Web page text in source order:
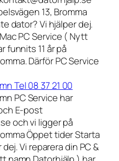
13, Bromma
dator? Vi hjälper dej.
PC Service ( Nytt
funnits 11 år på
Därför PC Service
Tel 08 37 21 00
PC Service har
E-post
och vi ligger på
Öppet tider Starta
Vi reparera din PC &